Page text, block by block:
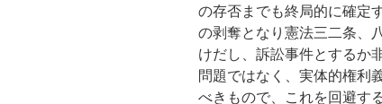
の存否までも終局的に確定
の剥奪となり憲法三二条、
けだし、訴訟事件とするか
問題ではなく、実体的権利
べきもので、これを回避す